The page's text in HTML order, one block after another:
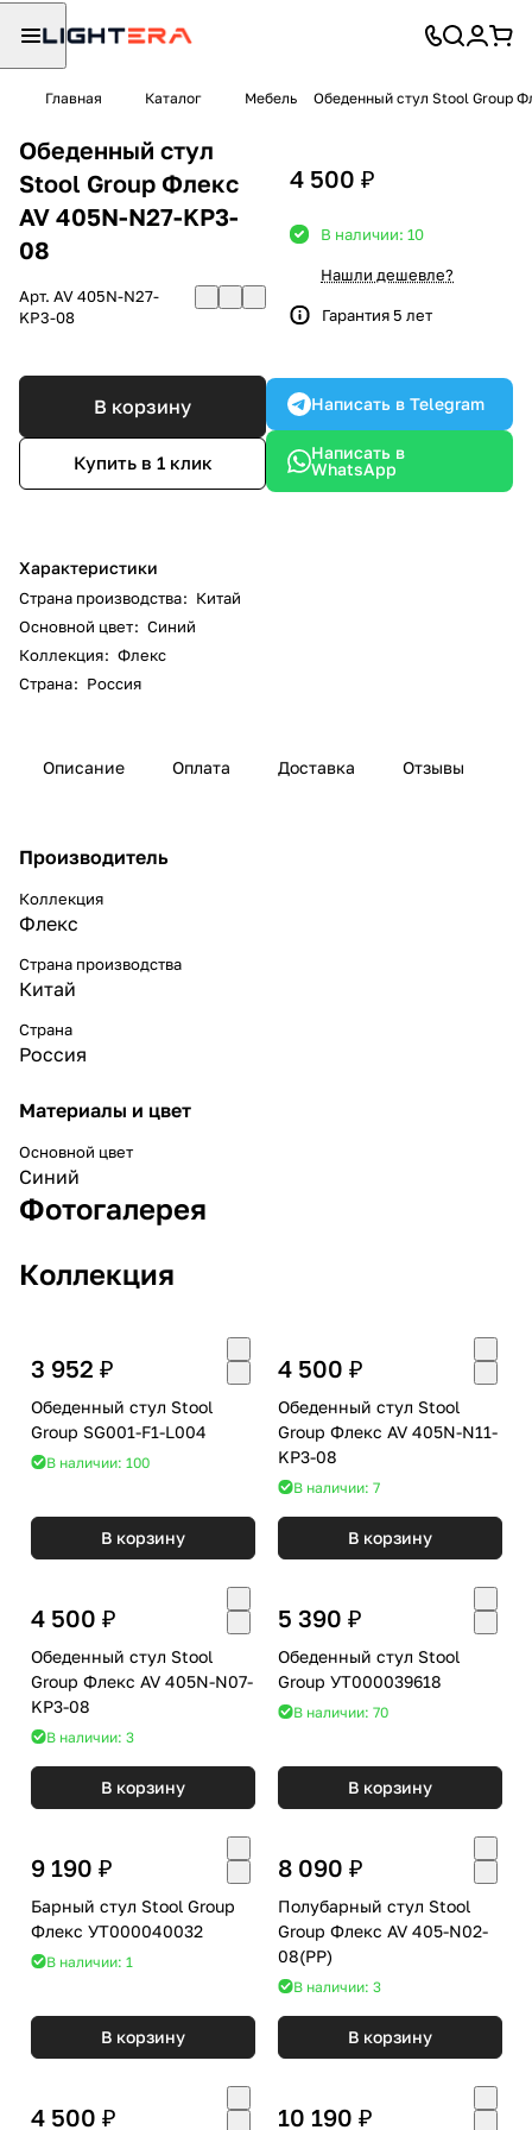
Главная Каталог Мебель Обеденный стул Stool Group
Обеденный стул
Stool Group Флекс
AV 405N-N27-KP3-
08
Арт. AV 405N-N27-
KP3-08
В корзину
Купить в 1 клик
Характеристики
Страна производства: Китай
Основной цвет: Синий
Коллекция: Флекс
Страна: Россия
4 500 ₽
В наличии: 10
Нашли дешевле?
Гарантия 5 лет
Написать в Telegram
Написать в
WhatsApp
Описание Оплата Доставка Отзывы
Производитель
Коллекция
Флекс
Страна производства
Китай
Страна
Россия
Материалы и цвет
Основной цвет
Синий
Фотогалерея
Коллекция
3 952 ₽
Обеденный стул Stool
Group SG001-F1-L004
В наличии: 100
В корзину
4 500 ₽
Обеденный стул Stool
Group Флекс AV 405N-N11-
KP3-08
В наличии: 7
В корзину
4 500 ₽
Обеденный стул Stool
Group Флекс AV 405N-N07-
KP3-08
В наличии: 3
В корзину
5 390 ₽
Обеденный стул Stool
Group УТ000039618
В наличии: 70
В корзину
9 190 ₽
Барный стул Stool Group
Флекс УТ000040032
В наличии: 1
В корзину
8 090 ₽
Полубарный стул Stool
Group Флекс AV 405-N02-
08(PP)
В наличии: 3
В корзину
4 500 ₽ 10 190 ₽